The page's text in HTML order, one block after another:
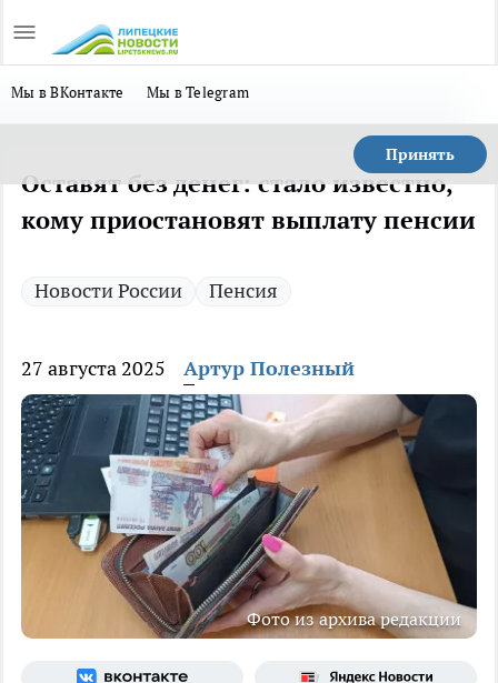
Мы в ВКонтакте Мы в Telegram
Принять
Оставят без денег: стало известно,
кому приостановят выплату пенсии
Новости России Пенсия
27 августа 2025 Артур Полезный
Фото из архива редакции